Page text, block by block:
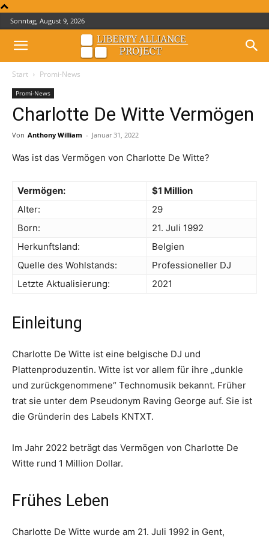
Sonntag, August 9, 2026
Start Promi-News
Promi-News
Charlotte De Witte Vermögen
Von Anthony William - Januar 31, 2022
Was ist das Vermögen von Charlotte De Witte?
Vermögen:
$1 Million
Alter:
29
Born:
21. Juli 1992
Herkunftsland:
Belgien
Quelle des Wohlstands:
Professioneller DJ
Letzte Aktualisierung:
2021
Einleitung
Charlotte De Witte ist eine belgische DJ und
Plattenproduzentin. Witte ist vor allem für ihre „dunkle
und zurückgenommene“ Technomusik bekannt. Früher
trat sie unter dem Pseudonym Raving George auf. Sie ist
die Gründerin des Labels KNTXT.
Im Jahr 2022 beträgt das Vermögen von Charlotte De
Witte rund 1 Million Dollar.
Frühes Leben
Charlotte De Witte wurde am 21. Juli 1992 in Gent,